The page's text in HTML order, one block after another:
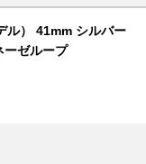
） 41mm シルバー
ーゼループ